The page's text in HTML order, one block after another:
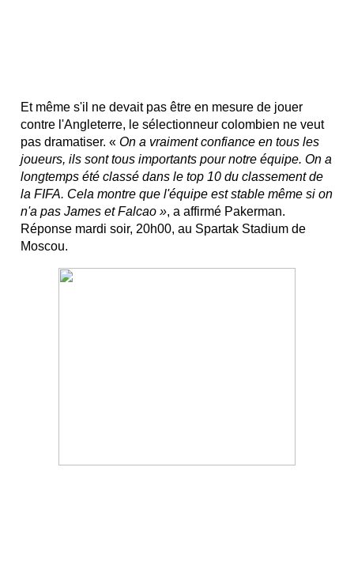
Et même s'il ne devait pas être en mesure de jouer
contre l'Angleterre, le sélectionneur colombien ne veut
pas dramatiser. «On a vraiment confiance en tous les
joueurs, ils sont tous importants pour notre équipe. On a
longtemps été classé dans le top 10 du classement de
la FIFA. Cela montre que l'équipe est stable même si on
n'a pas James et Falcao », a affirmé Pakerman.
Réponse mardi soir, 20h00, au Spartak Stadium de
Moscou.